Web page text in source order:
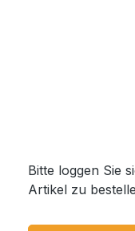
Bitte loggen Sie
Artikel zu